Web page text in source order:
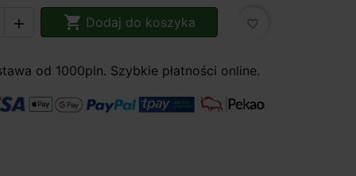
  Dodaj do koszyka favorite_border
od 1000pln. Szybkie płatności online.